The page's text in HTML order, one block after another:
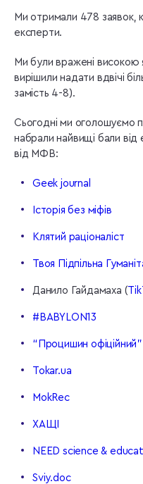
Ми отримали 478 заявок,
експерти.
Ми були вражені високою
вирішили надати вдвічі
замість 4-8).
Сьогодні ми оголошуємо
набрали найвищі бали від
від МФВ:
Geek journal
Історія без міфів
Клятий раціоналіст
Твоя Підпільна
Данило Гайдамаха (
#BABYLON13
“Процишин офіційний”
Tokar.ua
MokRec
ХАЩІ
NEED science &
Sviy.doc